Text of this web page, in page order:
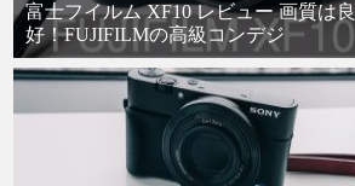
富士フイルム XF10 レビュー 画質は良
好！FUJIFILMの高級コンデジ